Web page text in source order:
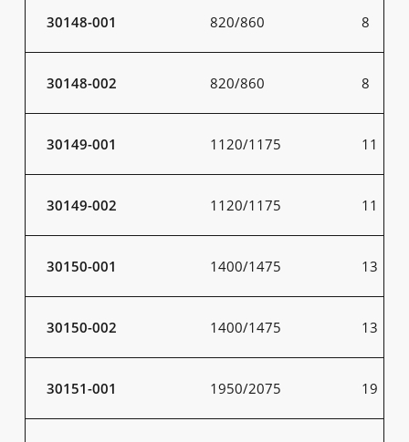
30148-001 820/860 8
30148-002 820/860 8
30149-001 1120/1175 11
30149-002 1120/1175 11
30150-001 1400/1475 13
30150-002 1400/1475 13
30151-001 1950/2075 19